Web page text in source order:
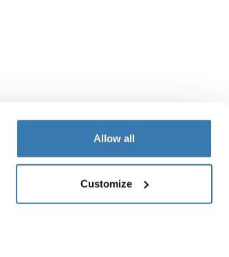
Allow all
Customize